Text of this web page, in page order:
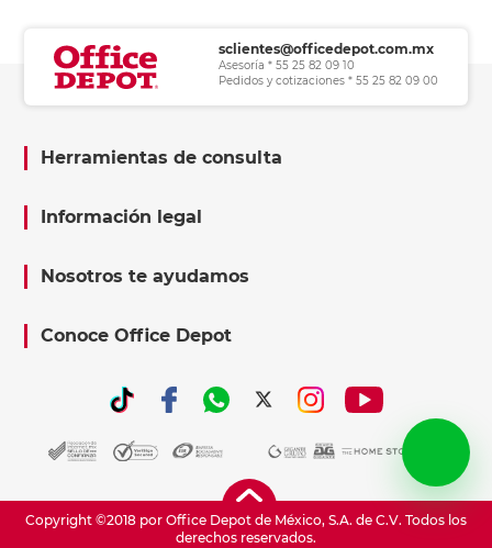
sclientes@officedepot.com.mx
Asesoría * 55 25 82 09 10
Pedidos y cotizaciones * 55 25 82 09 00
Herramientas de consulta
Información legal
Nosotros te ayudamos
Conoce Office Depot
Copyright ©2018 por Office Depot de México, S.A. de C.V. Todos los
derechos reservados.